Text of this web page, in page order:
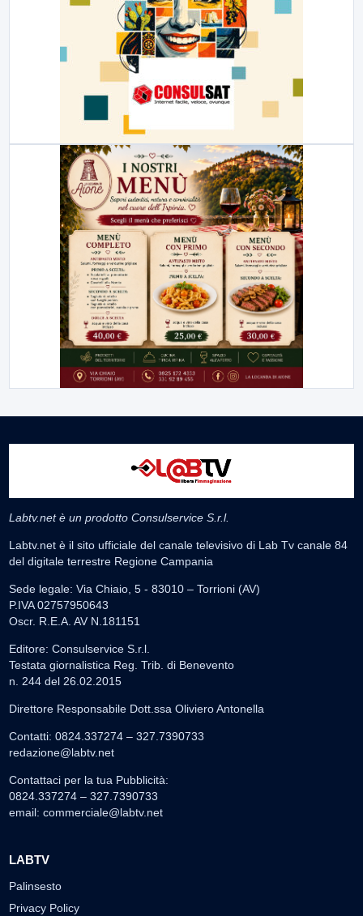
Labtv.net è un prodotto Consulservice S.r.l.
Labtv.net è il sito ufficiale del canale televisivo di Lab Tv canale 84
del digitale terrestre Regione Campania
Sede legale: Via Chiaio, 5 - 83010 – Torrioni (AV)
P.IVA 02757950643
Oscr. R.E.A. AV N.181151
Editore: Consulservice S.r.l.
Testata giornalistica Reg. Trib. di Benevento
n. 244 del 26.02.2015
Direttore Responsabile Dott.ssa Oliviero Antonella
Contatti: 0824.337274 – 327.7390733
redazione@labtv.net
Contattaci per la tua Pubblicità:
0824.337274 – 327.7390733
email: commerciale@labtv.net
LABTV
Palinsesto
Privacy Policy